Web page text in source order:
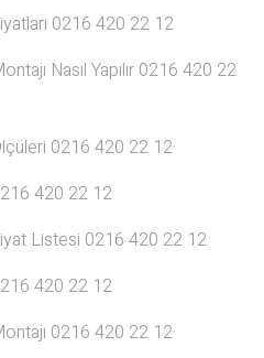
0216 420 22 12
Nasıl Yapılır 0216 420 22
0216 420 22 12
420 22 12
Listesi 0216 420 22 12
420 22 12
0216 420 22 12